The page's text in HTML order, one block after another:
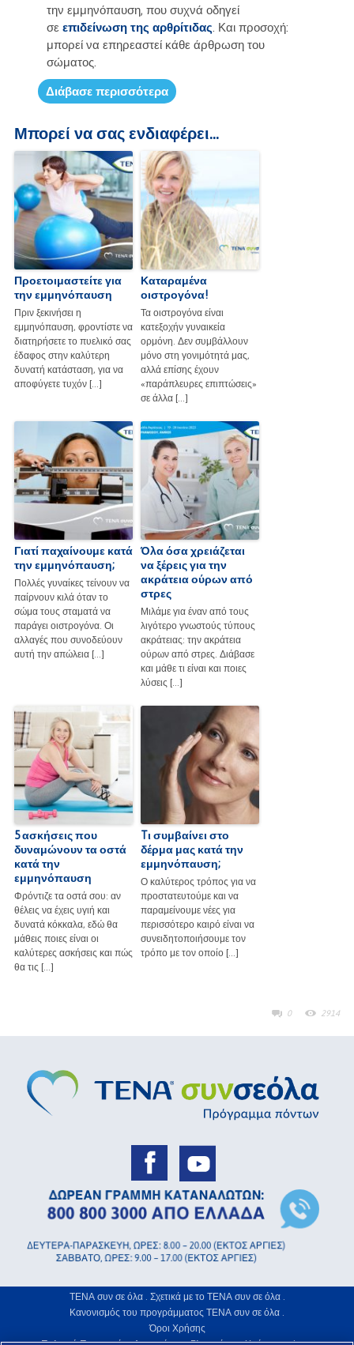
0 2914
την εμμηνόπαυση, που συχνά οδηγεί
σεεπιδείνωση της αρθρίτιδας . Και προσοχή:
μπορεί να επηρεαστεί κάθε άρθρωση του
σώματος.
Διάβασε περισσότερα
Μπορεί να σας ενδιαφέρει...
Προετοιμαστείτε για
την εμμηνόπαυση
Πριν ξεκινήσει η
εμμηνόπαυση, φροντίστε να
διατηρήσετε το πυελικό σας
έδαφος στην καλύτερη
δυνατή κατάσταση, για να
αποφύγετε τυχόν […]
Καταραμένα
οιστρογόνα!
Τα οιστρογόνα είναι
κατεξοχήν γυναικεία
ορμόνη. Δεν συμβάλλουν
μόνο στη γονιμότητά μας,
αλλά επίσης έχουν
«παράπλευρες επιπτώσεις»
σε άλλα […]
Γιατί παχαίνουμε κατά
την εμμηνόπαυση;
Πολλές γυναίκες τείνουν να
παίρνουν κιλά όταν το
σώμα τους σταματά να
παράγει οιστρογόνα. Οι
αλλαγές που συνοδεύουν
αυτή την απώλεια […]
Όλα όσα χρειάζεται
να ξέρεις για την
ακράτεια ούρων από
στρες
Μιλάμε για έναν από τους
λιγότερο γνωστούς τύπους
ακράτειας: την ακράτεια
ούρων από στρες. Διάβασε
και μάθε τι είναι και ποιες
λύσεις […]
5 ασκήσεις που
δυναμώνουν τα οστά
κατά την
εμμηνόπαυση
Φρόντιζε τα οστά σου: αν
θέλεις να έχεις υγιή και
δυνατά κόκκαλα, εδώ θα
μάθεις ποιες είναι οι
καλύτερες ασκήσεις και πώς
θα τις […]
Tι συμβαίνει στο
δέρμα μας κατά την
εμμηνόπαυση;
Ο καλύτερος τρόπος για να
προστατευτούμε και να
παραμείνουμε νέες για
περισσότερο καιρό είναι να
συνειδητοποιήσουμε τον
τρόπο με τον οποίο […]
ΤΕΝΑ συν σε όλα . Σχετικά με το ΤΕΝΑ συν σε όλα .
Κανονισμός του προγράμματος ΤΕΝΑ συν σε όλα .
Όροι Χρήσης